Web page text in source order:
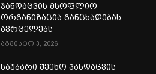
ჯანდაცვის მსოფლიო
ორგანიზაცია განცხადებას
ავრცელებს
აგვისტო 3, 2026
საუბარი შეეხო ჯანდაცვის